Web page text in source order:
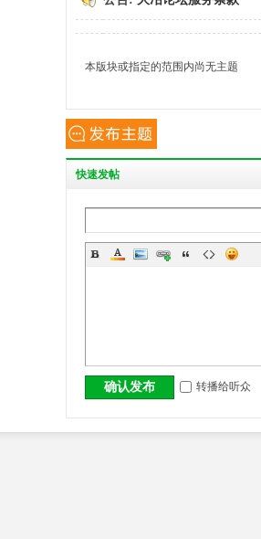
丨
本版块或指定的范围内尚无主题
快速发帖
确认发布 转播给听众